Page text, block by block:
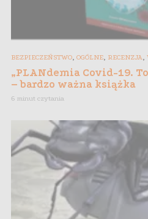
BEZPIECZEŃSTWO OGÓLNE RECENZJA
„PLANdemia Covid-19.
– bardzo ważna książka
6 minut czytania